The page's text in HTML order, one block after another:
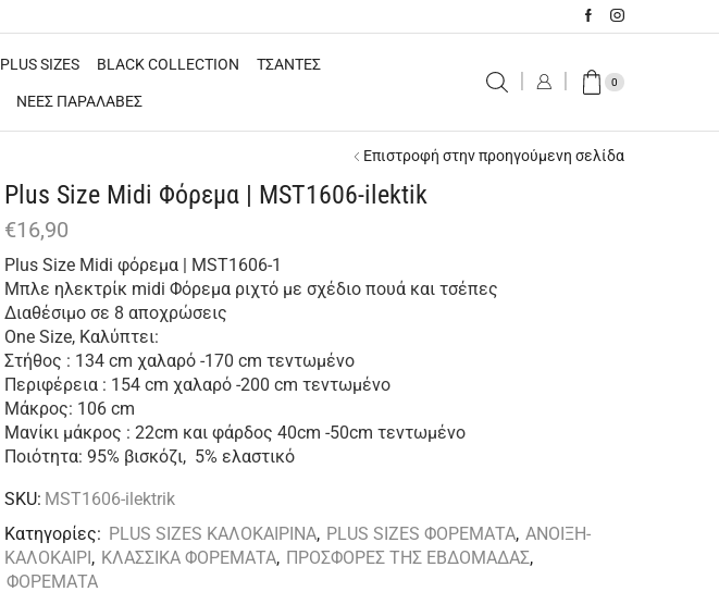
PLUS SIZES BLACK COLLECTION ΤΣΑΝΤΕΣ
ΝΕΕΣ ΠΑΡΑΛΑΒΕΣ
0
Επιστροφή στην προηγούμενη σελίδα
Plus Size Μidi Φόρεμα | MST1606-ilektik
€16,90
Plus Size Μidi φόρεμα | MST1606-1
Μπλε ηλεκτρίκ midi Φόρεμα ριχτό με σχέδιο πουά και τσέπες
Διαθέσιμο σε 8 αποχρώσεις
One Size, Καλύπτει:
Στήθος : 134 cm χαλαρό -170 cm τεντωμένο
Περιφέρεια : 154 cm χαλαρό -200 cm τεντωμένο
Μάκρος: 106 cm
Μανίκι μάκρος : 22cm και φάρδος 40cm -50cm τεντωμένο
Ποιότητα: 95% βισκόζι, 5% ελαστικό
SKU: MST1606-ilektrik
Κατηγορίες: PLUS SIZES ΚΑΛΟΚΑΙΡΙΝΑ, PLUS SIZES ΦΟΡΕΜΑΤΑ, ΑΝΟΙΞΗ-
ΚΑΛΟΚΑΙΡΙ, ΚΛΑΣΣΙΚΑ ΦΟΡΕΜΑΤΑ, ΠΡΟΣΦΟΡΕΣ ΤΗΣ ΕΒΔΟΜΑΔΑΣ,
ΦΟΡΕΜΑΤΑ